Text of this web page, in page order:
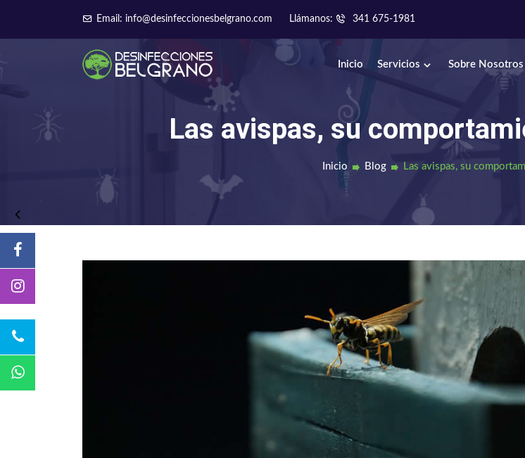
Email: info@desinfeccionesbelgrano.com Llámanos: 341 675-1981
Inicio Servicios Sobre Nosotros
Las avispas, su
Inicio Blog Las avispas, su